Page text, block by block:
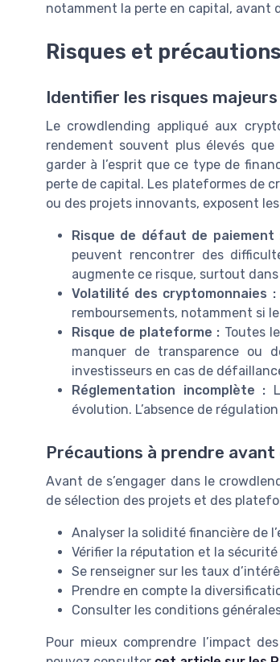
notamment la perte en capital, avant
Risques et
Identifier les risques
Le crowdlending appliqué aux
rendement souvent plus élevés
garder à l’esprit que ce type de
perte de capital. Les plateformes de
ou des projets innovants, exposent
Risque de défaut de paiement
peuvent rencontrer des
augmente ce risque, surtout
Volatilité des cryptomonnaies :
remboursements, notamment si
Risque de plateforme : Toutes
manquer de transparence ou
investisseurs en cas de
Réglementation incomplète :
évolution. L’absence de
Précautions à prendre avant
Avant de s’engager dans le
de sélection des projets et des
Analyser la solidité financière de
Vérifier la réputation et la
Se renseigner sur les taux
Prendre en compte la
Consulter les conditions
Pour mieux comprendre l’impact